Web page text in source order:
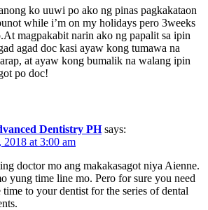
ko uuwi po ako ng pinas pagkakataon
while i’m on my holidays pero 3weeks
magpakabit narin ako ng papalit sa ipin
agad doc kasi ayaw kong tumawa na
at ayaw kong bumalik na walang ipin
po doc!
Dentistry PH says:
2018 at 3:00 am
doctor mo ang makakasagot niya Aienne.
yung time line mo. Pero for sure you need
to your dentist for the series of dental